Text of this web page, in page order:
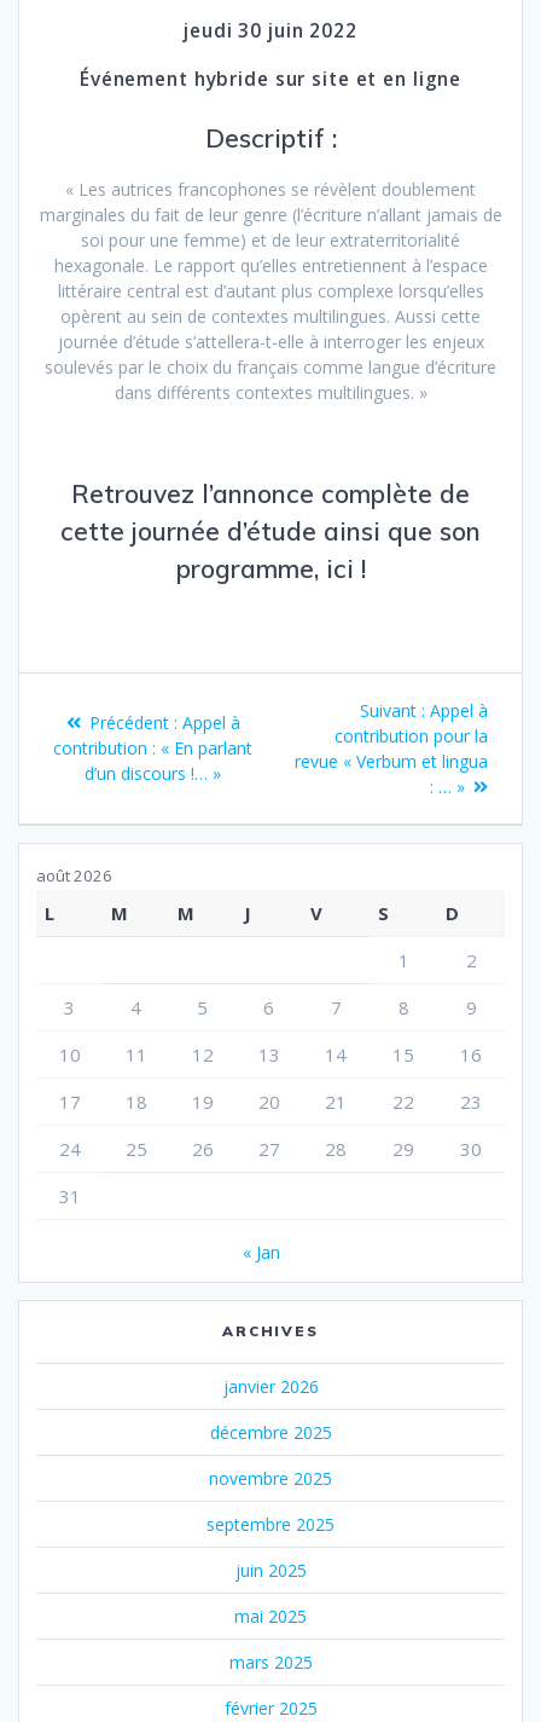
jeudi 30 juin 2022
Événement hybride sur site et en ligne
Descriptif :
« Les autrices francophones se révèlent doublement
marginales du fait de leur genre (l’écriture n’allant jamais de
soi pour une femme) et de leur extraterritorialité
hexagonale. Le rapport qu’elles entretiennent à l’espace
littéraire central est d’autant plus complexe lorsqu’elles
opèrent au sein de contextes multilingues. Aussi cette
journée d’étude s’attellera-t-elle à interroger les enjeux
soulevés par le choix du français comme langue d’écriture
dans différents contextes multilingues. »
Retrouvez l’annonce complète de
cette journée d’étude ainsi que son
programme, ici !
de
l’article
Précédent : Article
précédent
:
Appel à
contribution : « En parlant
d’un discours !… »
Suivant : Article
suivant
:
Appel à
contribution pour la
revue « Verbum et lingua
: … »
août 2026
L M M J V S
D
1
2
3
4 5 6 7 8
9
10
11 12 13 14 15
16
17
18 19 20 21 22
23
24
25 26 27 28 29
30
31
« Jan
ARCHIVES
janvier 2026
décembre 2025
novembre 2025
septembre 2025
juin 2025
mai 2025
mars 2025
février 2025